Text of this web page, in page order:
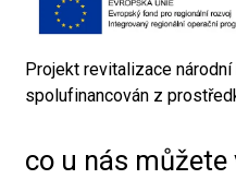
Projekt revitalizace
spolufinancován z
co u nás